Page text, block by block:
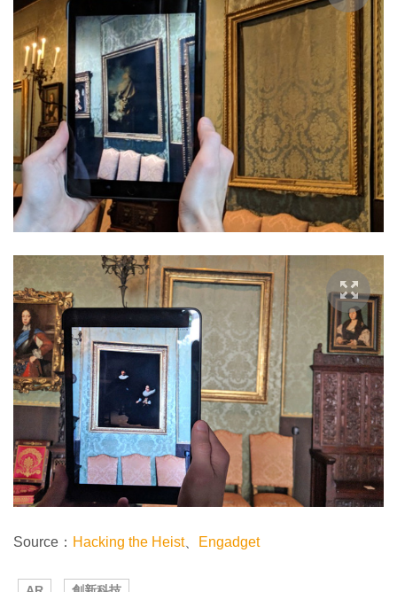
Source： Hacking the Heist、 Engadget